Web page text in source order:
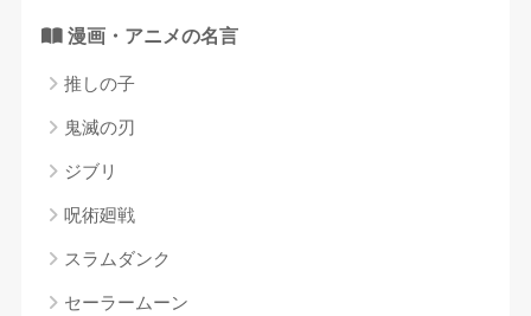
漫画・アニメの名言
推しの子
鬼滅の刃
ジブリ
呪術廻戦
スラムダンク
セーラームーン